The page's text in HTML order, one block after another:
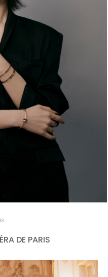
BOUCHERON, OU
CARTOGRAPHIE
LUXE...
DE PARIS